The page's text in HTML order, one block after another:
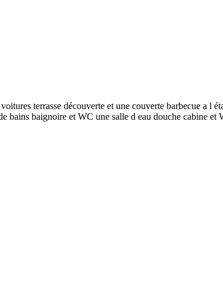
terrasse découverte et une couverte barbecue a l
bains baignoire et WC une salle d eau douche cabine